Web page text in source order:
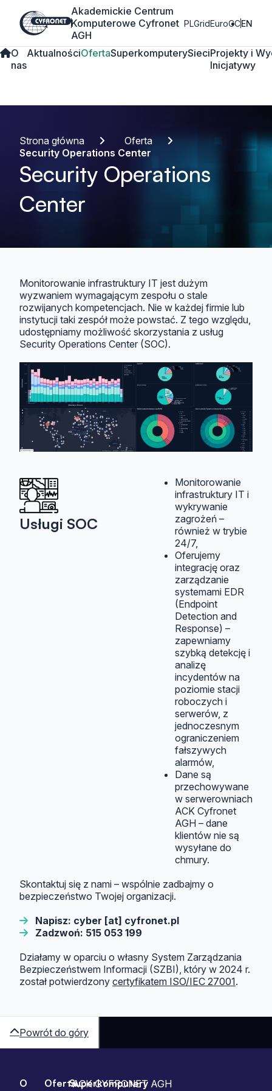
Akademickie Centrum
Komputerowe Cyfronet
AGH
PLGridEuroCCEN
O
nas
AktualnościOfertaSuperkomputerySieciProjekty i
Inicjatywy
Strona główna
Oferta
Security Operations Center
Security Operations
Center
Monitorowanie infrastruktury IT jest dużym
wyzwaniem wymagającym zespołu o stale
rozwijanych kompetencjach. Nie w każdej firmie lub
instytucji taki zespół może powstać. Z tego względu,
udostępniamy możliwość skorzystania z usług
Security Operations Center (SOC).
Usługi SOC
Monitorowanie
infrastruktury IT i
wykrywanie
zagrożeń –
również w trybie
24/7,
Oferujemy
integrację oraz
zarządzanie
systemami EDR
(Endpoint
Detection and
Response) –
zapewniamy
szybką detekcję i
analizę
incydentów na
poziomie stacji
roboczych i
serwerów, z
jednoczesnym
ograniczeniem
fałszywych
alarmów,
Dane są
przechowywane
w serwerowniach
ACK Cyfronet
AGH – dane
klientów nie są
wysyłane do
chmury.
Skontaktuj się z nami – wspólnie zadbajmy o
bezpieczeństwo Twojej organizacji.
Napisz: cyber [at] cyfronet.pl
Zadzwoń: 515 053 199
Działamy w oparciu o własny System Zarządzania
Bezpieczeństwem Informacji (SZBI), który w 2024 r.
został potwierdzony certyfikatem ISO/IEC 27001.
Powrót do góry
O
OfertaSuperkomputery
ACK CYFRONET AGH